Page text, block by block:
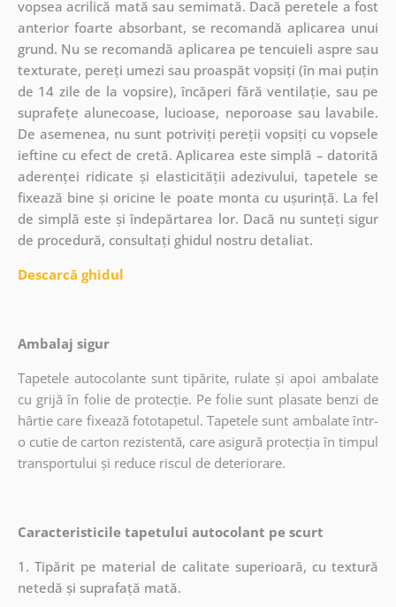
vopsea acrilică mată sau semimată. Dacă peretele a fost
anterior foarte absorbant, se recomandă aplicarea unui
grund. Nu se recomandă aplicarea pe tencuieli aspre sau
texturate, pereți umezi sau proaspăt vopsiți (în mai puțin
de 14 zile de la vopsire), încăperi fără ventilație, sau pe
suprafețe alunecoase, lucioase, neporoase sau lavabile.
De asemenea, nu sunt potriviți pereții vopsiți cu vopsele
ieftine cu efect de cretă. Aplicarea este simplă – datorită
aderenței ridicate și elasticității adezivului, tapetele se
fixează bine și oricine le poate monta cu ușurință. La fel
de simplă este și îndepărtarea lor. Dacă nu sunteți sigur
de procedură, consultați ghidul nostru detaliat.
Descarcă ghidul
Ambalaj sigur
Tapetele autocolante sunt tipărite, rulate și apoi ambalate
cu grijă în folie de protecție. Pe folie sunt plasate benzi de
hârtie care fixează fototapetul. Tapetele sunt ambalate într-
o cutie de carton rezistentă, care asigură protecția în timpul
transportului și reduce riscul de deteriorare.
Caracteristicile tapetului autocolant pe scurt
1. Tipărit pe material de calitate superioară, cu textură
netedă și suprafață mată.